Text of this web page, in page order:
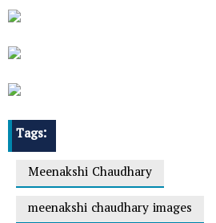
Tags:
Meenakshi Chaudhary
meenakshi chaudhary images